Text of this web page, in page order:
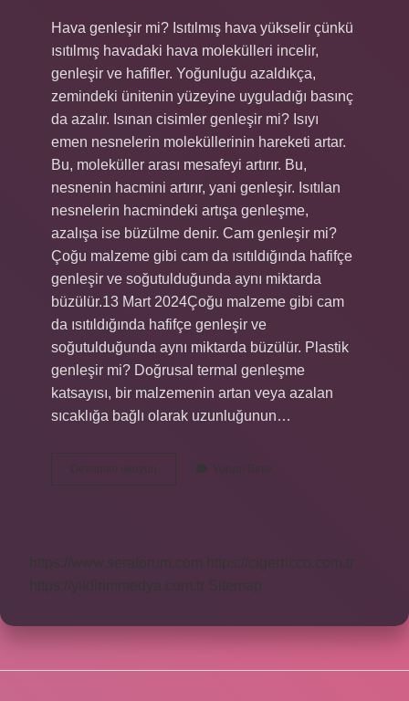
Hava genleşir mi? Isıtılmış hava yükselir çünkü
ısıtılmış havadaki hava molekülleri incelir,
genleşir ve hafifler. Yoğunluğu azaldıkça,
zemindeki ünitenin yüzeyine uyguladığı basınç
da azalır. Isınan cisimler genleşir mi? Isıyı
emen nesnelerin moleküllerinin hareketi artar.
Bu, moleküller arası mesafeyi artırır. Bu,
nesnenin hacmini artırır, yani genleşir. Isıtılan
nesnelerin hacmindeki artışa genleşme,
azalışa ise büzülme denir. Cam genleşir mi?
Çoğu malzeme gibi cam da ısıtıldığında hafifçe
genleşir ve soğutulduğunda aynı miktarda
büzülür.13 Mart 2024Çoğu malzeme gibi cam
da ısıtıldığında hafifçe genleşir ve
soğutulduğunda aynı miktarda büzülür. Plastik
genleşir mi? Doğrusal termal genleşme
katsayısı, bir malzemenin artan veya azalan
sıcaklığa bağlı olarak uzunluğunun…
Devamını okuyun
Genleşir
Yorum Bırak
https://www.seraforum.com
https://cigerricco.com.tr
https://yildirimmedya.com.tr Sitemap